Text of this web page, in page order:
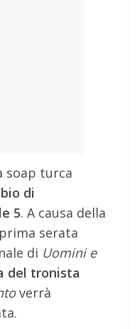
soap turca
di
5. A causa della
serata
di Uomini e
del tronista
verrà